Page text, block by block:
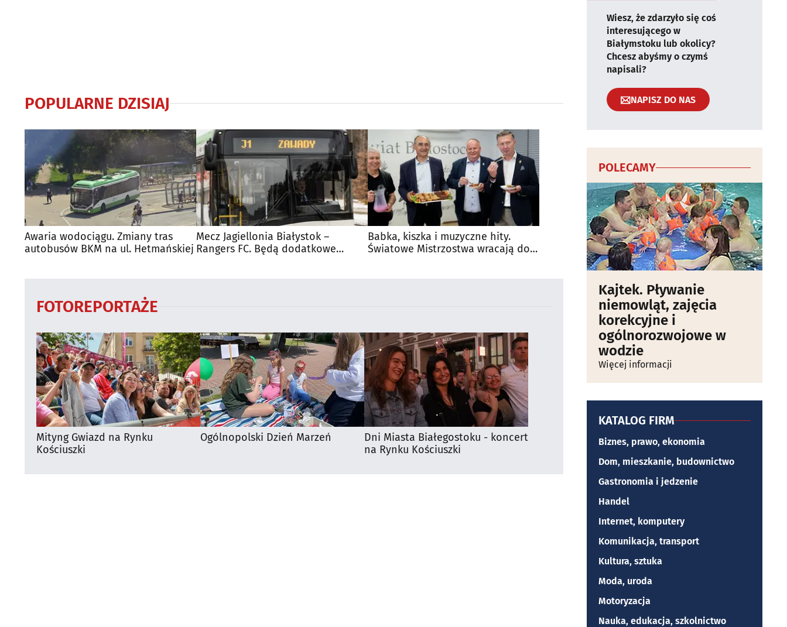
POPULARNE DZISIAJ
Awaria wodociągu. Zmiany tras
autobusów BKM na ul. Hetmańskiej
Mecz Jagiellonia Białystok –
Rangers FC. Będą dodatkowe
Babka, kiszka i muzyczne hity.
Światowe Mistrzostwa wracają do
FOTOREPORTAŻE
Mityng Gwiazd na Rynku
Kościuszki
Ogólnopolski Dzień Marzeń
Dni Miasta Białegostoku - koncert
na Rynku Kościuszki
Wiesz, że zdarzyło się coś
interesującego w
Białymstoku lub okolicy?
Chcesz abyśmy o czymś
napisali?
NAPISZ DO NAS
POLECAMY
Kajtek. Pływanie
niemowląt, zajęcia
korekcyjne i
ogólnorozwojowe w
wodzie
Więcej informacji
KATALOG FIRM
Biznes, prawo, ekonomia
Dom, mieszkanie, budownictwo
Gastronomia i jedzenie
Handel
Internet, komputery
Komunikacja, transport
Kultura, sztuka
Moda, uroda
Motoryzacja
Nauka, edukacja, szkolnictwo